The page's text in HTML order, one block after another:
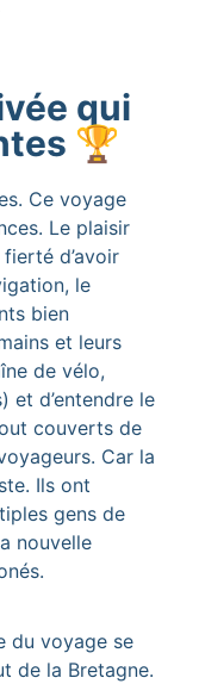
qui
🏆
Ce voyage
Le plaisir
d’avoir
le
bien
et leurs
de vélo,
et d’entendre le
couverts de
Car la
Ils ont
gens de
nouvelle
du voyage se
de la Bretagne.